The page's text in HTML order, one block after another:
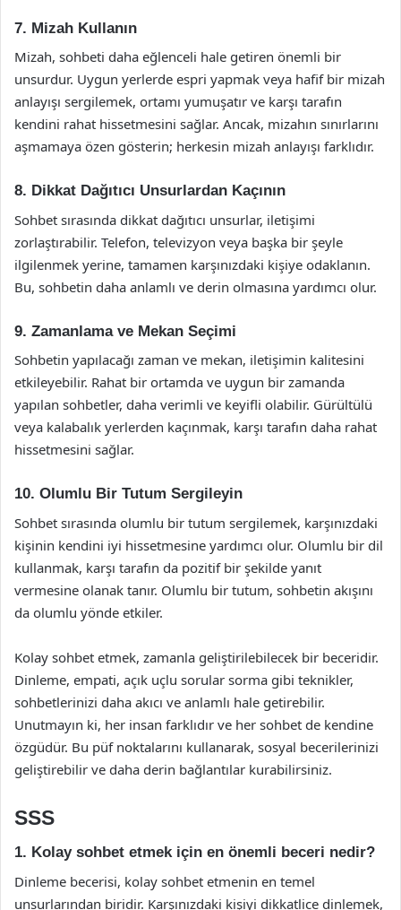
7. Mizah Kullanın
Mizah, sohbeti daha eğlenceli hale getiren önemli bir
unsurdur. Uygun yerlerde espri yapmak veya hafif bir mizah
anlayışı sergilemek, ortamı yumuşatır ve karşı tarafın
kendini rahat hissetmesini sağlar. Ancak, mizahın sınırlarını
aşmamaya özen gösterin; herkesin mizah anlayışı farklıdır.
8. Dikkat Dağıtıcı Unsurlardan Kaçının
Sohbet sırasında dikkat dağıtıcı unsurlar, iletişimi
zorlaştırabilir. Telefon, televizyon veya başka bir şeyle
ilgilenmek yerine, tamamen karşınızdaki kişiye odaklanın.
Bu, sohbetin daha anlamlı ve derin olmasına yardımcı olur.
9. Zamanlama ve Mekan Seçimi
Sohbetin yapılacağı zaman ve mekan, iletişimin kalitesini
etkileyebilir. Rahat bir ortamda ve uygun bir zamanda
yapılan sohbetler, daha verimli ve keyifli olabilir. Gürültülü
veya kalabalık yerlerden kaçınmak, karşı tarafın daha rahat
hissetmesini sağlar.
10. Olumlu Bir Tutum Sergileyin
Sohbet sırasında olumlu bir tutum sergilemek, karşınızdaki
kişinin kendini iyi hissetmesine yardımcı olur. Olumlu bir dil
kullanmak, karşı tarafın da pozitif bir şekilde yanıt
vermesine olanak tanır. Olumlu bir tutum, sohbetin akışını
da olumlu yönde etkiler.
Kolay sohbet etmek, zamanla geliştirilebilecek bir beceridir.
Dinleme, empati, açık uçlu sorular sorma gibi teknikler,
sohbetlerinizi daha akıcı ve anlamlı hale getirebilir.
Unutmayın ki, her insan farklıdır ve her sohbet de kendine
özgüdür. Bu püf noktalarını kullanarak, sosyal becerilerinizi
geliştirebilir ve daha derin bağlantılar kurabilirsiniz.
SSS
1. Kolay sohbet etmek için en önemli beceri nedir?
Dinleme becerisi, kolay sohbet etmenin en temel
unsurlarından biridir. Karşınızdaki kişiyi dikkatlice dinlemek,